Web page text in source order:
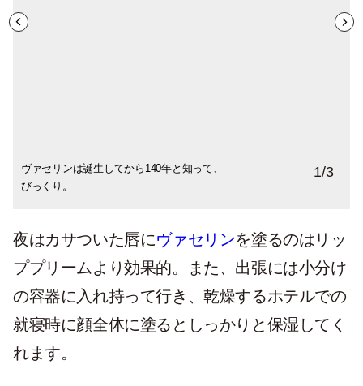
ヴァセリンは誕生してから140年と知って、
びっくり。
先日、ドラッグストアで見つけたアトリッ
クス50周年記念パッケージも思わず購入。
昔から変わらないグリーンと白のパッケー
ジが郷愁を誘います。
1/3
夜はカサついた唇にヴァセリンを塗るのはリッ
ププリームより効果的。また、出張には小分け
の容器に入れ持って行き、乾燥するホテルでの
就寝時に顔全体に塗るとしっかりと保湿してく
れます。